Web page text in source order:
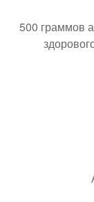
500 граммов